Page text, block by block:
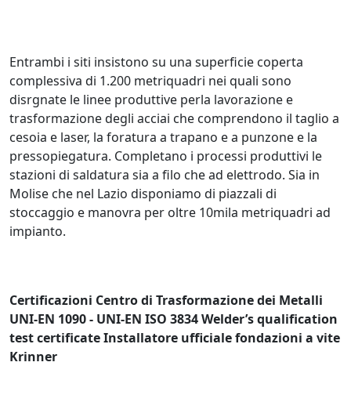
Entrambi i siti insistono su una superficie coperta
complessiva di 1.200 metriquadri nei quali sono
disrgnate le linee produttive perla lavorazione e
trasformazione degli acciai che comprendono il taglio a
cesoia e laser, la foratura a trapano e a punzone e la
pressopiegatura. Completano i processi produttivi le
stazioni di saldatura sia a filo che ad elettrodo. Sia in
Molise che nel Lazio disponiamo di piazzali di
stoccaggio e manovra per oltre 10mila metriquadri ad
impianto.
Certificazioni Centro di Trasformazione dei Metalli
UNI-EN 1090 - UNI-EN ISO 3834 Welder’s qualification
test certificate Installatore ufficiale fondazioni a vite
Krinner